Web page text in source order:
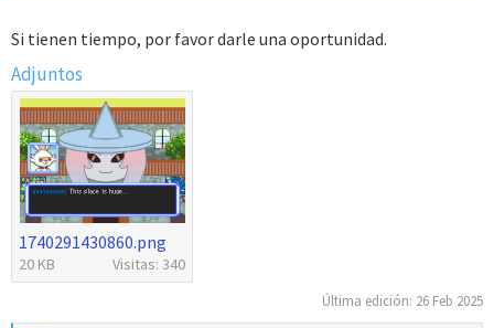
Si tienen tiempo, por favor darle una oportunidad.
Adjuntos
1740291430860.png
20 KB Visitas: 340
Última edición: 26 Feb 2025